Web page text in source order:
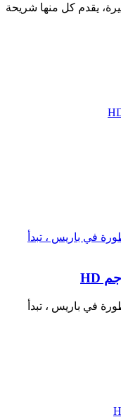
يقدم كل منها شريحة
في باريس ، تبدأ
في باريس ، تبدأ